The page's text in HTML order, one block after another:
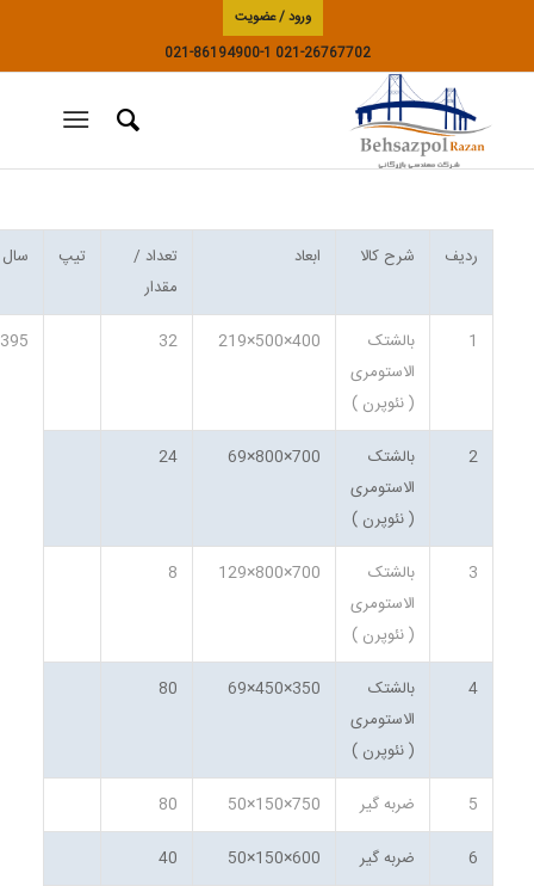
ورود / عضویت
021-26767702
021-86194900-1
ردیف شرح کالا ابعاد
تعداد /
مقدار
تیپ سال
1
بالشتک
الاستومری
( نئوپرن )
400×500×219
32
2
بالشتک
الاستومری
( نئوپرن )
700×800×69
24
3
بالشتک
الاستومری
( نئوپرن )
700×800×129
8
4
بالشتک
الاستومری
( نئوپرن )
350×450×69
80
5 ضربه گیر 750×150×50
80
6 ضربه گیر 600×150×50
40